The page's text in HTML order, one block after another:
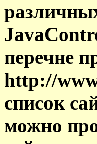
перечне
http://
список
можно